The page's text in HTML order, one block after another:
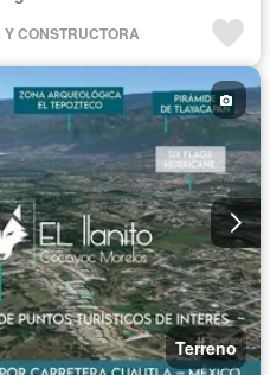
CONSTRUCTORA
Terreno